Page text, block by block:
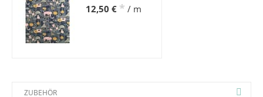
12,50 € * / m
ZUBEHÖR